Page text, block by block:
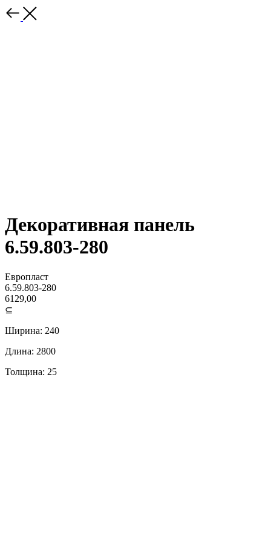
Декоративная панель
6.59.803-280
Европласт
6.59.803-280
6129,00
⊆
Ширина: 240
Длина: 2800
Толщина: 25